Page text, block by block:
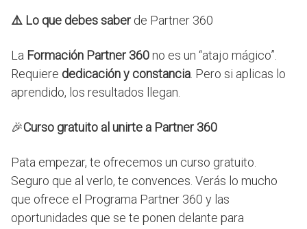
⚠️ Lo que debes saber de Partner 360
La Formación Partner 360no es un “atajo mágico”.
Requiere dedicación y constancia . Pero si aplicas lo
aprendido, los resultados llegan.
🎉Curso gratuito al unirte a Partner 360
Pata empezar, te ofrecemos un curso gratuito.
Seguro que al verlo, te convences. Verás lo mucho
que ofrece el Programa Partner 360 y las
oportunidades que se te ponen delante para